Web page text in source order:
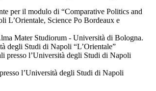
per il modulo di “Comparative Politics and
L’Orientale, Science Po Bordeaux e
Mater Studiorum - Università di Bologna.
degli Studi di Napoli “L’Orientale”
presso l’Università degli Studi di Napoli
l’Università degli Studi di Napoli